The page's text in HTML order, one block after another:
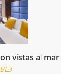
vistas al mar